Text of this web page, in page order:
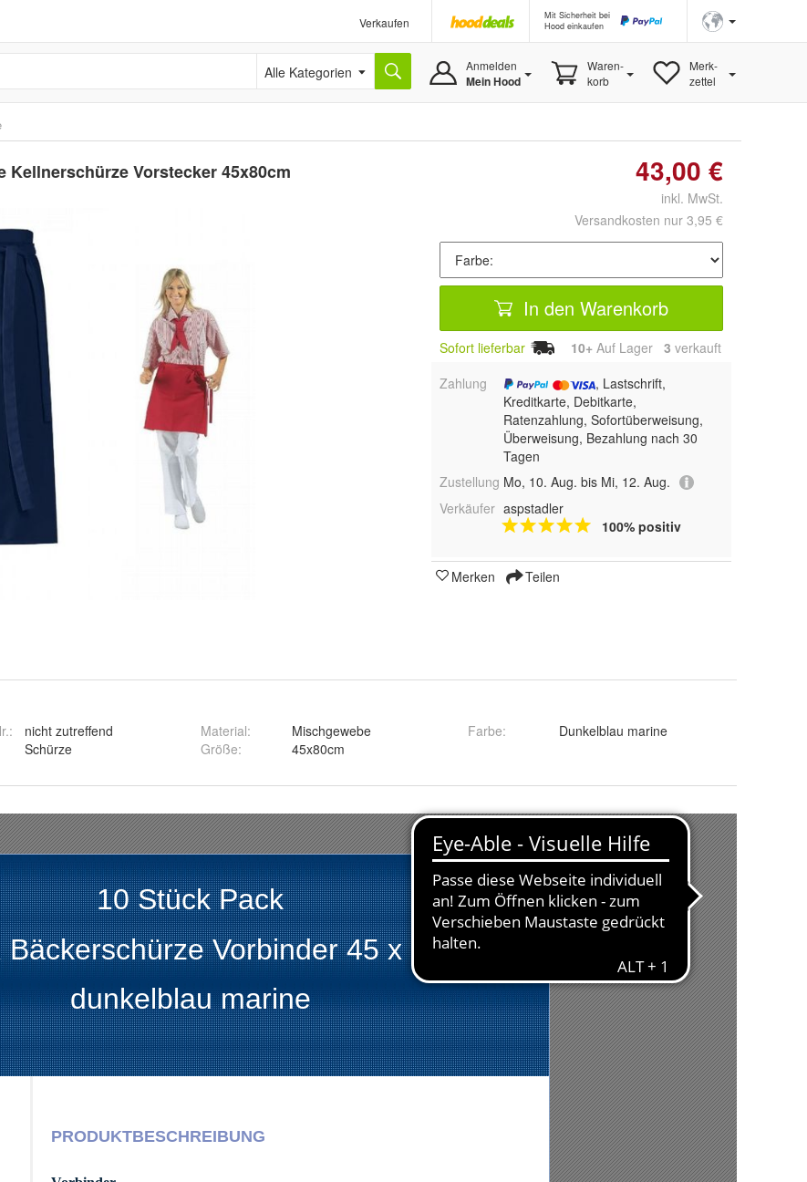
Verkaufen
Mit Sicherheit bei
Hood einkaufen
Alle Kategorien Anmelden
Mein Hood
Waren-
korb
Merk-
zettel
Vorstecker 45x80cm 43,00 €
inkl. MwSt.
Versandkosten nur 3,95 €
In den Warenkorb
Sofort lieferbar 10+ Auf Lager 3 verkauft
Zahlung
, Lastschrift,
Kreditkarte, Debitkarte,
Ratenzahlung, Sofortüberweisung,
Überweisung, Bezahlung nach 30
Tagen
Zustellung Mo, 10. Aug. bis Mi, 12. Aug.
Verkäufer aspstadler
100% positiv
Merken Teilen
nicht zutreffend
Schürze
Material:
Mischgewebe
Größe: 45x80cm
Farbe: Dunkelblau marine